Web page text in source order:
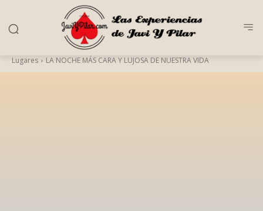
Lugares LA NOCHE MÁS CARA Y LUJOSA DE NUESTRA VIDA